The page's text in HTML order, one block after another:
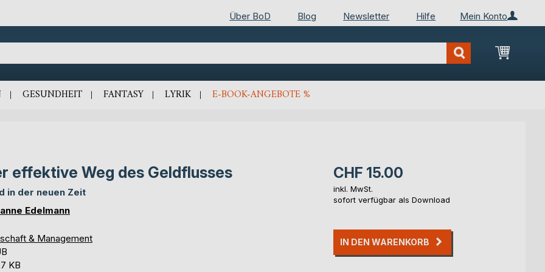
Mein Konto
Über BoD Blog Newsletter Hilfe
Mein
GESUNDHEIT FANTASY LYRIK E-BOOK-ANGEBOTE %
effektive Weg des Geldflusses
in der neuen Zeit
Edelmann
& Management
KB
CHF 15.00
inkl. MwSt.
sofort verfügbar als Download
IN DEN WARENKORB